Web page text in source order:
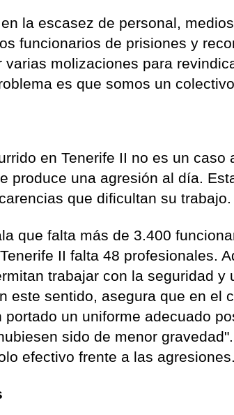
la escasez de personal,
funcionarios de prisiones y
varias molizaciones para
es que somos un
en Tenerife II no es un
produce una agresión al día.
que dificultan su trabajo.
que falta más de 3.400
II falta 48 profesionales.
trabajar con la seguridad y
este sentido, asegura que en el
portado un uniforme adecuado
sido de menor
efectivo frente a las agresiones.